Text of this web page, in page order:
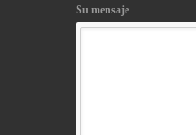
Su mensaje